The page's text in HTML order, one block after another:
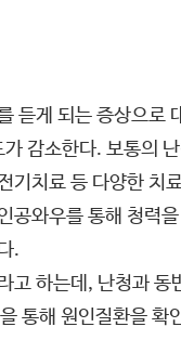
듣게 되는 증상으
감소한다. 보통의
치료 등 다양한
와우를 통해 청력
.
하는데, 난청과
통해 원인질환을 확